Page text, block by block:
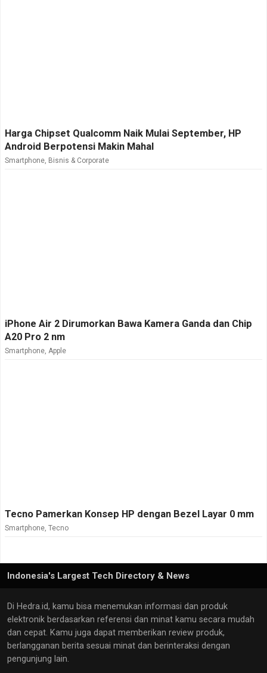
Harga Chipset Qualcomm Naik Mulai September, HP
Android Berpotensi Makin Mahal
Smartphone Bisnis & Corporate
iPhone Air 2 Dirumorkan Bawa Kamera Ganda dan Chip
A20 Pro 2 nm
Smartphone Apple
Tecno Pamerkan Konsep HP dengan Bezel Layar 0 mm
Smartphone Tecno
Indonesia's Largest Tech Directory & News
Di Hedra.id, kamu bisa menemukan informasi dan produk
elektronik berdasarkan referensi dan minat kamu secara mudah
dan cepat. Kamu juga dapat memberikan review produk,
berlangganan berita sesuai minat dan berinteraksi dengan
pengunjung lain.